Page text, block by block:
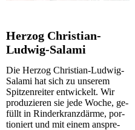
Herzog Christian-
Ludwig-Salami
Die Herzog Christian-Ludwig-
Salami hat sich zu unserem
Spitzenreiter entwickelt. Wir
pro­du­zieren sie jede Woche, ge­
füllt in Rin­der­kranz­därme, por­
tio­niert und mit einem an­spre­